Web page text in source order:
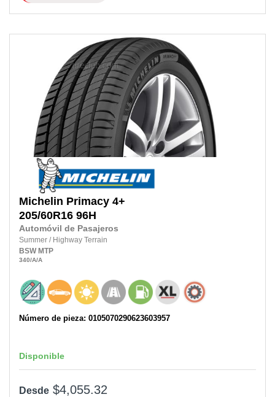
Michelin Primacy 4+
205/60R16 96H
Automóvil de Pasajeros
Summer / Highway Terrain
BSW MTP
340/A/A
Número de pieza: 0105070290623603957
Disponible
Desde $4,055.32